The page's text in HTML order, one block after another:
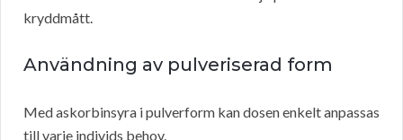
kryddmått.
Användning av pulveriserad form
Med askorbinsyra i pulverform kan dosen enkelt anpassas
till varje individs behov.